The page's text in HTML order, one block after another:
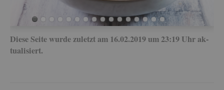
Diese Seite wurde zu­letzt am 16.02.2019 um 23:19 Uhr ak­
tua­li­siert.